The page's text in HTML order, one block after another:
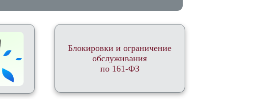
Блокировки и ограничение
обслуживания
по 161-ФЗ